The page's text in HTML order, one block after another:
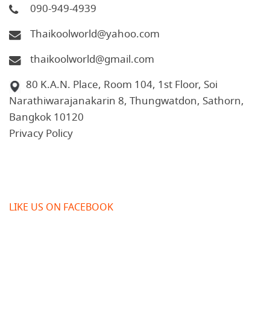
090-949-4939
Thaikoolworld@yahoo.com
thaikoolworld@gmail.com
80 K.A.N. Place, Room 104, 1st Floor, Soi
Narathiwarajanakarin 8, Thungwatdon, Sathorn,
Bangkok 10120
Privacy Policy
LIKE US ON FACEBOOK